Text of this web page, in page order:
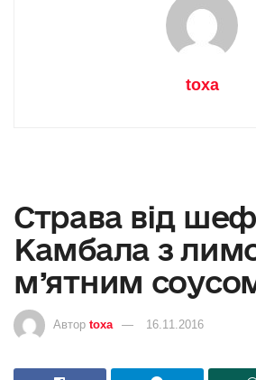
toxa
Страва від
Камбала з
м’ятним
Автор toxa 16.11.2016